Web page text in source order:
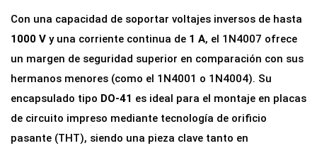
N
Con una capacidad de soportar voltajes inversos de hasta
1000 V y una corriente continua de 1 A, el 1N4007 ofrece
un margen de seguridad superior en comparación con sus
hermanos menores (como el 1N4001 o 1N4004). Su
encapsulado tipo DO-41 es ideal para el montaje en placas
de circuito impreso mediante tecnología de orificio
pasante (THT), siendo una pieza clave tanto en